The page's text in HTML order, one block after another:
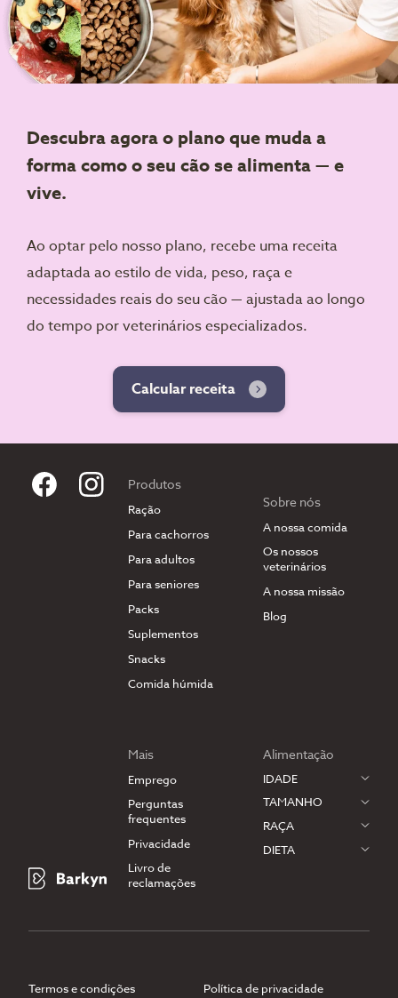
Descubra agora o plano que muda a
forma como o seu cão se alimenta — e
vive.
Ao optar pelo nosso plano, recebe uma receita
adaptada ao estilo de vida, peso, raça e
necessidades reais do seu cão — ajustada ao longo
do tempo por veterinários especializados.
Calcular receita
Produtos
Ração
Para cachorros
Para adultos
Para seniores
Packs
Suplementos
Snacks
Comida húmida
Sobre nós
A nossa comida
Os nossos
veterinários
A nossa missão
Blog
Mais
Emprego
Perguntas
frequentes
Privacidade
Livro de
reclamações
Alimentação
IDADE
TAMANHO
RAÇA
DIETA
Termos e condições Política de privacidade